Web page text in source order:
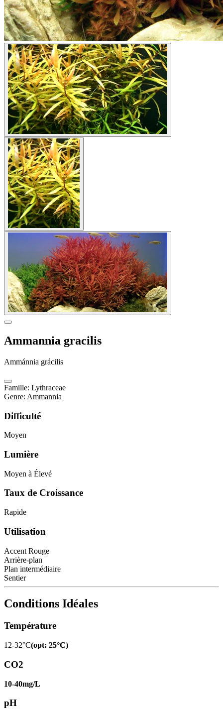
Ammannia gracilis
Ammánnia grácilis
Famille: Lythraceae
Genre: Ammannia
Difficulté
Moyen
Lumière
Moyen à Élevé
Taux de Croissance
Rapide
Utilisation
Accent Rouge
Arrière-plan
Plan intermédiaire
Sentier
Conditions Idéales
Température
12-32°C(opt: 25°C)
CO2
10-40mg/L
pH